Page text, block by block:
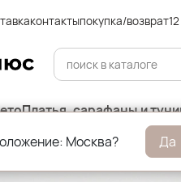
контактыпокупка/возврат
Платья, сарафаны и
Москва? Да